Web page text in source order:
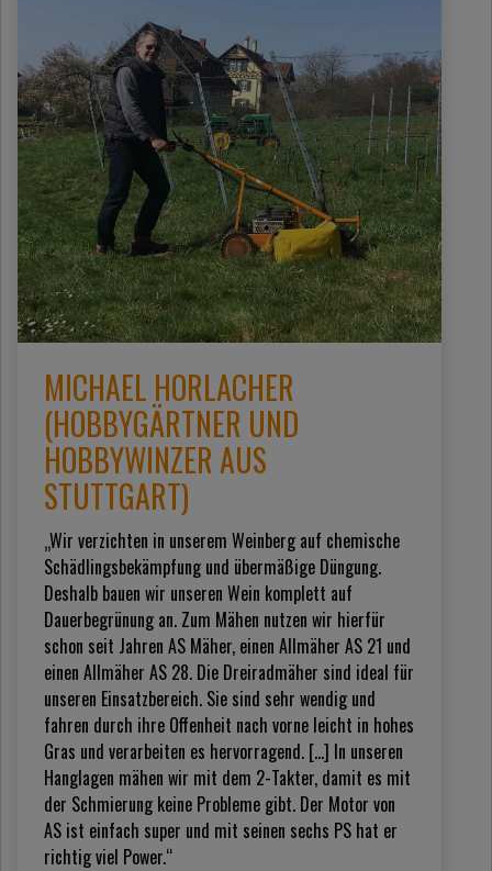
MICHAEL HORLACHER
(HOBBYGÄRTNER UND
HOBBYWINZER AUS
STUTTGART)
„Wir verzichten in unserem Weinberg auf chemische
Schädlingsbekämpfung und übermäßige Düngung.
Deshalb bauen wir unseren Wein komplett auf
Dauerbegrünung an. Zum Mähen nutzen wir hierfür
schon seit Jahren AS Mäher, einen Allmäher AS 21 und
einen Allmäher AS 28. Die Dreiradmäher sind ideal für
unseren Einsatzbereich. Sie sind sehr wendig und
fahren durch ihre Offenheit nach vorne leicht in hohes
Gras und verarbeiten es hervorragend. [...] In unseren
Hanglagen mähen wir mit dem 2-Takter, damit es mit
der Schmierung keine Probleme gibt. Der Motor von
AS ist einfach super und mit seinen sechs PS hat er
richtig viel Power.“